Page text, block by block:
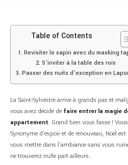
Table of Contents
Revisiter le sapin avec du masking
S’inviter à la table des rois
Passer des nuits d’exception en
La Saint-Sylvestre arrive à grands pas et
vous avez décidé de faire entrer la magie
appartement. Grand bien vous fasse !
Synonyme d’espoir et de renouveau, Noël
vous mettre dans l’ambiance sans vous
ne trouverez nulle part ailleurs.